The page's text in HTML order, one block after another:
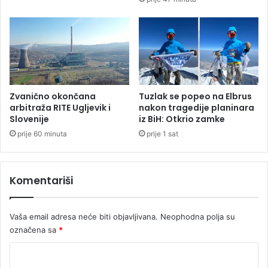
o
a
g
o
L
i
j
e
č
p
j
a
?
j
Zvanično okončana
arbitraža RITE Ugljevik i
Slovenije
prije 60 minuta
Tuzlak se popeo na Elbrus
nakon tragedije planinara
iz BiH: Otkrio zamke
prije 1 sat
Komentariši
Vaša email adresa neće biti objavljivana. Neophodna polja su
označena sa *